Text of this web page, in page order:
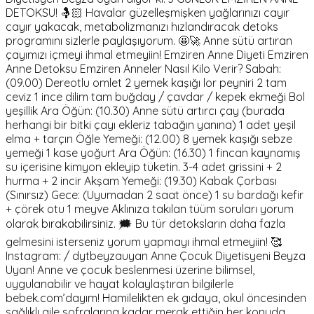
DETOKSU! 🤱🏻 Havalar güzelleşmişken yağlarınızı cayır
cayır yakacak, metabolizmanızı hızlandıracak detoks
programını sizlerle paylaşıyorum. 🤩🚀 Anne sütü artıran
çayımızı içmeyi ihmal etmeyiin! Emziren Anne Diyeti Emziren
Anne Detoksu Emziren Anneler Nasıl Kilo Verir? Sabah:
(09.00) Dereotlu omlet 2 yemek kaşığı lor peyniri 2 tam
ceviz 1 ince dilim tam buğday / çavdar / kepek ekmeği Bol
yeşillik Ara Öğün: (10.30) Anne sütü artırcı çay (burada
herhangi bir bitki çayı ekleriz tabağın yanına) 1 adet yeşil
elma + tarçın Öğle Yemeği: (12.00) 8 yemek kaşığı sebze
yemeği 1 kase yoğurt Ara Öğün: (16.30) 1 fincan kaynamış
su içerisine kimyon ekleyip tüketin. 3-4 adet grissini + 2
hurma + 2 incir Akşam Yemeği: (19.30) Kabak Çorbası
(Sınırsız) Gece: (Uyumadan 2 saat önce) 1 su bardağı kefir
+ çörek otu 1 meyve Aklınıza takılan tüüm soruları yorum
olarak bırakabilirsiniz. 🗯 Bu tür detoksların daha fazla
gelmesini isterseniz yorum yapmayı ihmal etmeyiin! 🥰
Instagram: / dytbeyzauyan Anne Çocuk Diyetisyeni Beyza
Uyan! Anne ve çocuk beslenmesi üzerine bilimsel,
uygulanabilir ve hayat kolaylaştıran bilgilerle
bebek.com’dayım! Hamilelikten ek gıdaya, okul öncesinden